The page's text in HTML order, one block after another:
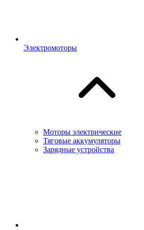
Электромоторы
Моторы электрические
Тяговые аккумуляторы
Зарядные устройства